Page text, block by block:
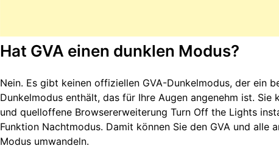
Hat GVA einen dunklen Modus?
Nein. Es gibt keinen offiziellen GVA-Dunkelmodus, der ein
Dunkelmodus enthält, das für Ihre Augen angenehm ist. Sie
und quelloffene Browsererweiterung Turn Off the Lights
Funktion Nachtmodus. Damit können Sie den GVA und alle
Modus umwandeln.